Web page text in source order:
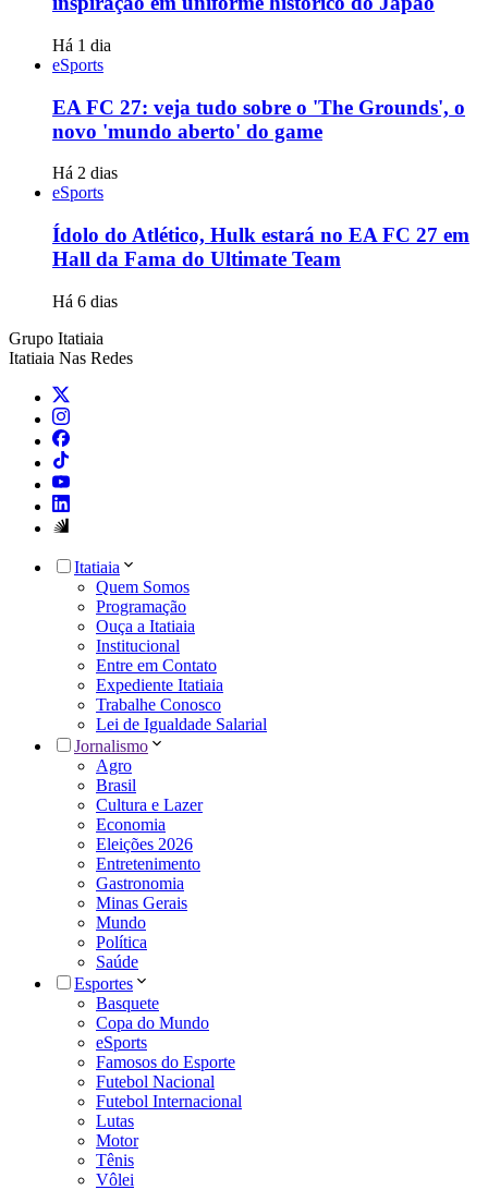
Há 1 dia
eSports
EA FC 27: veja tudo sobre o 'The Grounds', o
novo 'mundo aberto' do game
Há 2 dias
eSports
Ídolo do Atlético, Hulk estará no EA FC 27 em
Hall da Fama do Ultimate Team
Há 6 dias
Grupo Itatiaia
Itatiaia Nas Redes
Itatiaia
Quem Somos
Programação
Ouça a Itatiaia
Institucional
Entre em Contato
Expediente Itatiaia
Trabalhe Conosco
Lei de Igualdade Salarial
Jornalismo
Agro
Brasil
Cultura e Lazer
Economia
Eleições 2026
Entretenimento
Gastronomia
Minas Gerais
Mundo
Política
Saúde
Esportes
Basquete
Copa do Mundo
eSports
Famosos do Esporte
Futebol Nacional
Futebol Internacional
Lutas
Motor
Tênis
Vôlei